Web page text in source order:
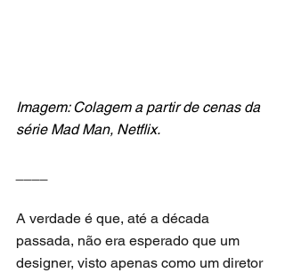
Imagem: Colagem a partir de cenas da
série Mad Man, Netflix.
A verdade é que, até a década
passada, não era esperado que um
designer, visto apenas como um diretor